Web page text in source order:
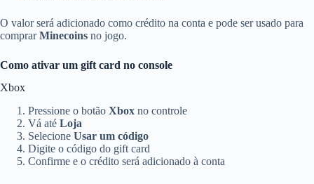
O valor será adicionado como crédito na conta e pode ser usado para
comprarMinecoins no jogo.
Como ativar um gift card no console
Xbox
Pressione o botão Xbox no controle
Vá até Loja
Selecione Usar um código
Digite o código do gift card
Confirme e o crédito será adicionado à conta